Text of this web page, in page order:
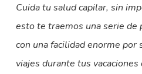
Cuida tu salud capilar, sin
esto te traemos una serie de
con una facilidad enorme por
viajes durante tus vacaciones